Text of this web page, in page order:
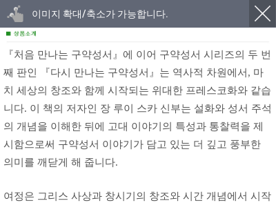
이미지 확대/축소가 가능합니다.
『처음 만나는 구약성서』에 이어 구약성서 시리즈의 두 번
째 판인 『다시 만나는 구약성서』는 역사적 차원에서, 마
치 세상의 창조와 함께 시작되는 위대한 프레스코화와 같습
니다. 이 책의 저자인 장 루이 스카 신부는 설화와 성서 주석
의 개념을 이해한 뒤에 고대 이야기의 특성과 통찰력을 제
시함으로써 구약성서 이야기가 담고 있는 더 깊고 풍부한
의미를 깨닫게 해 줍니다.
여정은 그리스 사상과 창시기의 창조와 시간 개념에서 시작